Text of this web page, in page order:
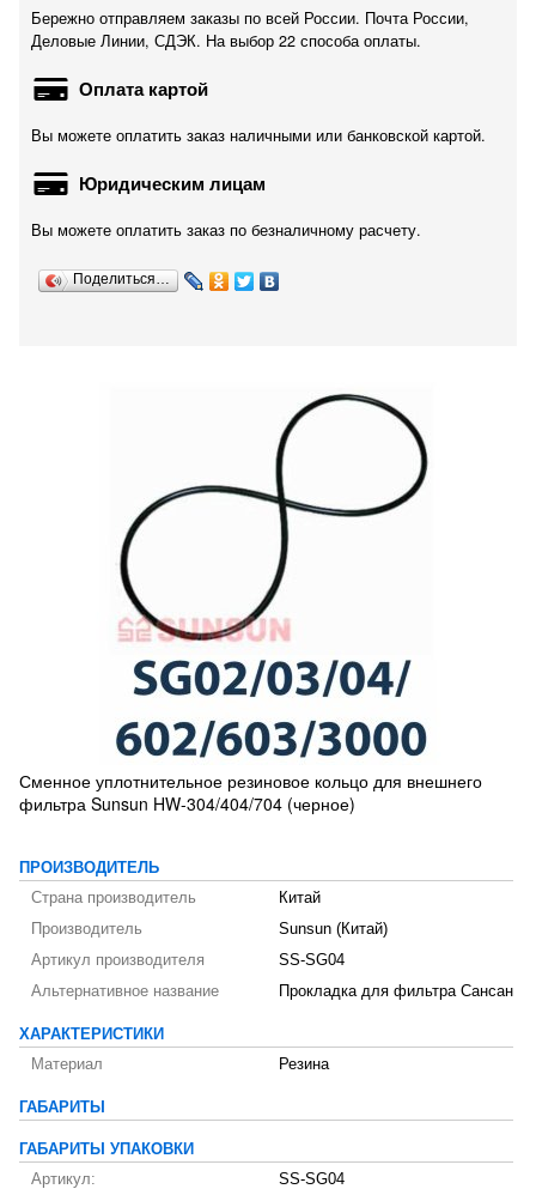
Бережно отправляем заказы по всей России. Почта России,
Деловые Линии, СДЭК. На выбор 22 способа оплаты.
Оплата картой
Вы можете оплатить заказ наличными или банковской картой.
Юридическим лицам
Вы можете оплатить заказ по безналичному расчету.
Поделиться…
Сменное уплотнительное резиновое кольцо для внешнего
фильтра Sunsun HW-304/404/704 (черное)
ПРОИЗВОДИТЕЛЬ
Страна производитель
Китай
Производитель
Sunsun (Китай)
Артикул производителя
SS-SG04
Альтернативное название
Прокладка для фильтра Сансан
ХАРАКТЕРИСТИКИ
Материал
Резина
ГАБАРИТЫ
ГАБАРИТЫ УПАКОВКИ
Артикул:
SS-SG04